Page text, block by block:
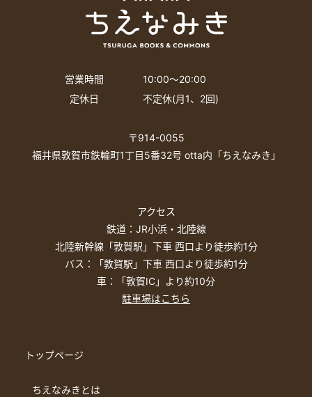
営業時間
10:00〜20:00
定休日
不定休(月1、2回)
〒914-0055
福井県敦賀市鉄輪町1丁目5番32号 otta内「ちえなみき」
アクセス
鉄道：JR小浜・北陸線
北陸新幹線「敦賀駅」下車 西口より徒歩約1分
バス：「敦賀駅」下車 西口より徒歩約1分
車：「敦賀IC」より約10分
駐車場はこちら
トップページ
ちえなみきとは